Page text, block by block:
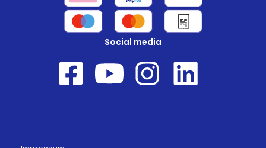
Social media